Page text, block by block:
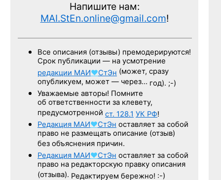
Напишите нам:
MAI.StEn.online@gmail.com!
Все описания (отзывы) премодерируются!
Срок публикации — на усмотрение
редакции МАИ♥СтЭн (может, сразу
опубликуем, может — через… год). ;-)
Уважаемые авторы! Помните
об ответственности за клевету,
предусмотренной ст. 128.1 УК РФ!
Редакция МАИ♥СтЭн оставляет за собой
право не размещать описание (отзыв)
без объяснения причин.
Редакция МАИ♥СтЭн оставляет за собой
право на редакторскую правку описания
(отзыва). Редактируем бережно! :-)